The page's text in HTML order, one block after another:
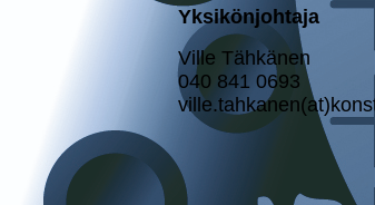
Yksikönjohtaja
Ville Tähkänen
040 841 0693